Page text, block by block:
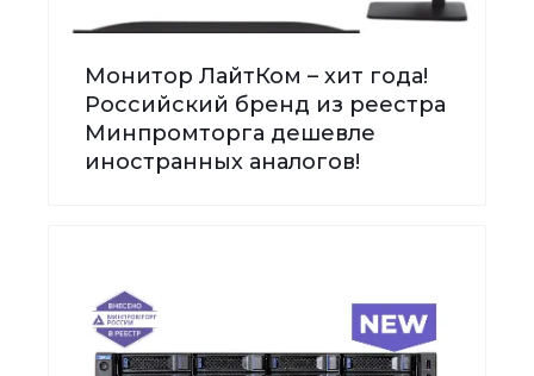
Монитор ЛайтКом – хит года!
Российский бренд из реестра
Минпромторга дешевле
иностранных аналогов!